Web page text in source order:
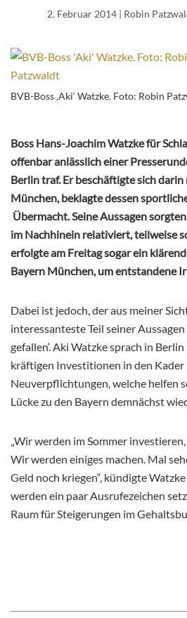
2. Februar 2014 | Robin
BVB-Boss ‚Aki‘ Watzke. Foto: Robin
Boss Hans-Joachim Watzke für
offenbar anlässlich einer
Berlin traf. Er beschäftigte sich
München, beklagte dessen
Übermacht. Seine Aussagen
im Nachhinein relativiert, teilweise
erfolgte am Freitag sogar ein
Bayern München, um entstandene
Dabei ist jedoch, der aus meiner
interessanteste Teil seiner
gefallen‘. Aki Watzke sprach in
kräftigen Investitionen in den Kader
Neuverpflichtungen, welche helfen
Lücke zu den Bayern demnächst
„Wir werden im Sommer
Wir werden einiges machen. Mal
Geld noch kriegen“, kündigte
werden ein paar Ausrufezeichen
Raum für Steigerungen im